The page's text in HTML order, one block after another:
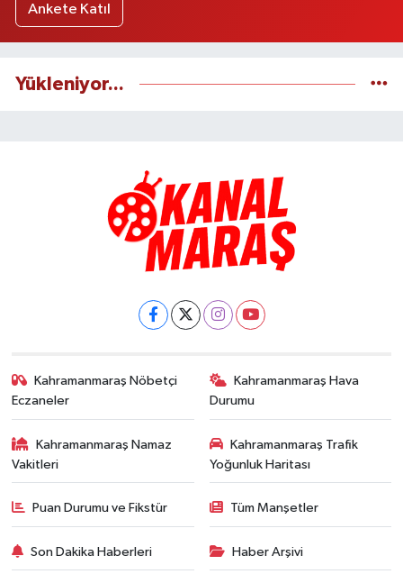
Ankete Katıl
Yükleniyor...
Kahramanmaraş Nöbetçi
Eczaneler
Kahramanmaraş Hava
Durumu
Kahramanmaraş Namaz
Vakitleri
Kahramanmaraş Trafik
Yoğunluk Haritası
Puan Durumu ve Fikstür Tüm Manşetler
Son Dakika Haberleri Haber Arşivi